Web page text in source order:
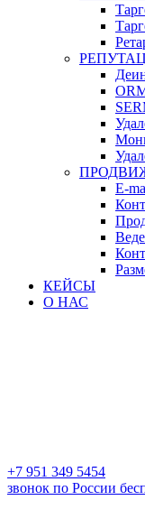
E-
КЕЙСЫ
О НАС
+7 951 349 5454
звонок по России